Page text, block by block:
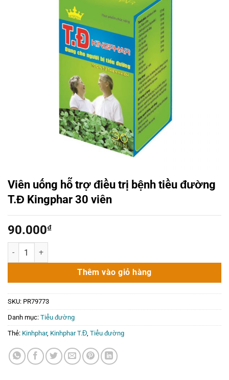
Viên uống hỗ trợ điều trị bệnh tiều đường
T.Đ Kingphar 30 viên
90.000₫
Viên uống hỗ trợ điều trị bệnh tiều đường T.Đ Kingphar 30 viên số
Thêm vào giỏ hàng
SKU: PR79773
Danh mục: Tiểu đường
Thẻ: Kinhphar, Kinhphar T.Đ, Tiểu đường